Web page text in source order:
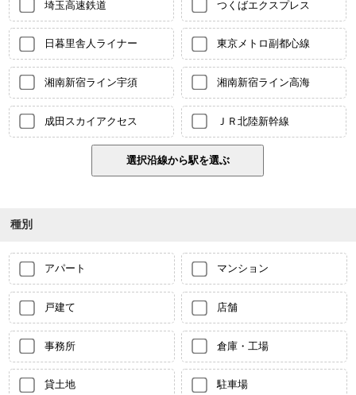
埼玉高速鉄道 つくばエクスプレス
日暮里舎人ライナー 東京メトロ副都心線
湘南新宿ライン宇須 湘南新宿ライン高海
成田スカイアクセス ＪＲ北陸新幹線
種別
アパート マンション
戸建て 店舗
事務所 倉庫・工場
貸土地 駐車場